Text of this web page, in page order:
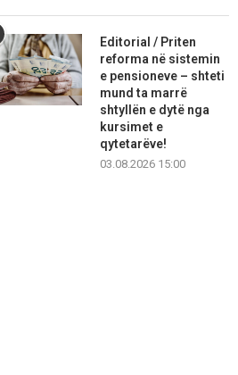
Editorial / Priten
reforma në sistemin
e pensioneve – shteti
mund ta marrë
shtyllën e dytë nga
kursimet e
qytetarëve!
03.08.2026 15:00